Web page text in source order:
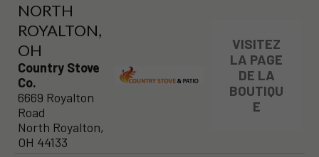
NORTH
ROYALTON,
OH
Country Stove
Co.
6669 Royalton
Road
North Royalton,
OH 44133
VISITEZ
LA PAGE
DE LA
BOUTIQU
E